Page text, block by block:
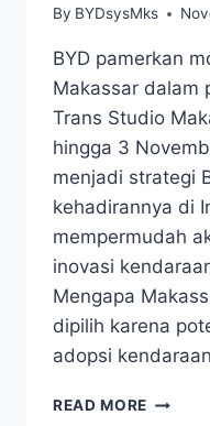
By BYDsysMks
BYD pamerkan
Makassar dalam
Trans Studio
hingga 3
menjadi strategi
kehadirannya di
mempermudah
inovasi
Mengapa
dipilih karena
adopsi
READ MORE